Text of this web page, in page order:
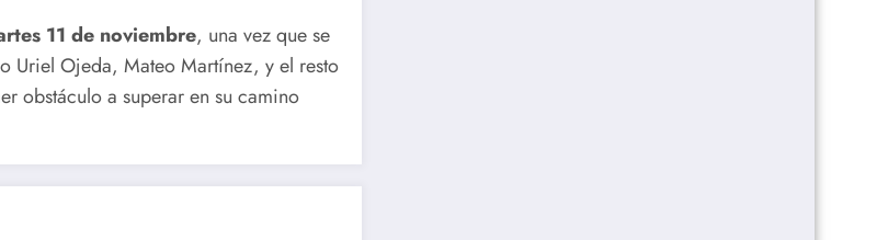
11 de noviembre, una vez que se
Uriel Ojeda, Mateo Martínez, y el resto
obstáculo a superar en su camino